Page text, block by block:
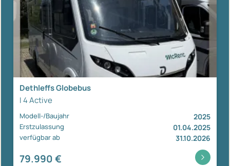
Dethleffs Globebus
I 4 Active
Modell-/Baujahr 2025
Erstzulassung 01.04.2025
verfügbar ab 31.10.2026
79.990 €